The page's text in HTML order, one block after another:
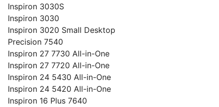
Inspiron 3030S
Inspiron 3030
Inspiron 3020 Small Desktop
Precision 7540
Inspiron 27 7730 All-in-One
Inspiron 27 7720 All-in-One
Inspiron 24 5430 All-in-One
Inspiron 24 5420 All-in-One
Inspiron 16 Plus 7640